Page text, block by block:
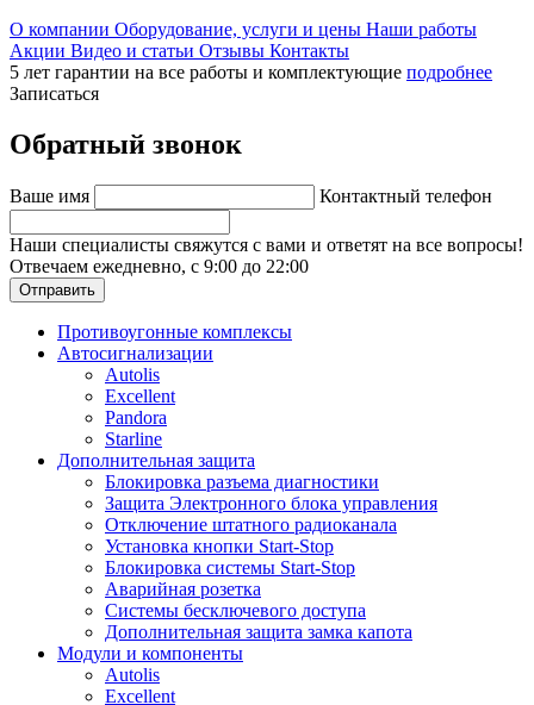
О компании Оборудование, услуги и цены Наши работы
Акции Видео и статьи Отзывы Контакты
5 лет гарантии на все работы и комплектующие подробнее
Записаться
Обратный звонок
Ваше имя Контактный телефон
Наши специалисты свяжутся с вами и ответят на все вопросы!
Отвечаем ежедневно, с 9:00 до 22:00
Отправить
Противоугонные комплексы
Автосигнализации
Autolis
Excellent
Pandora
Starline
Дополнительная защита
Блокировка разъема диагностики
Защита Электронного блока управления
Отключение штатного радиоканала
Установка кнопки Start-Stop
Блокировка системы Start-Stop
Аварийная розетка
Системы бесключевого доступа
Дополнительная защита замка капота
Модули и компоненты
Autolis
Excellent